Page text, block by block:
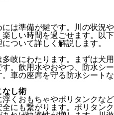
は準備が鍵です。川の状況
しい時間を過ごせます。以
ついて詳しく解説します。
岐にわたります。まずは犬
。飲用水やおやつ、防水シ
車の座席を守る防水シート
なし術
くおもちゃやポリタンクな
にも繋がります。ポリタン